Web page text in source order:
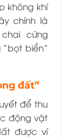
không khí
chính là
cứng
biển”
đất”
để thu
động vật
được ví